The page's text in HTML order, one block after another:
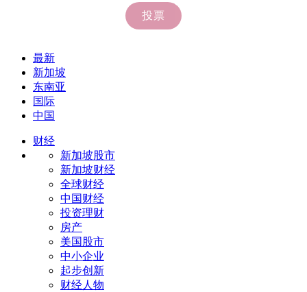
最新
新加坡
东南亚
国际
中国
财经
新加坡股市
新加坡财经
全球财经
中国财经
投资理财
房产
美国股市
中小企业
起步创新
财经人物